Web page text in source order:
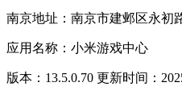
南京地址：南京市建邺区永初
应用名称：小米游戏中心
版本：13.5.0.70 更新时间：